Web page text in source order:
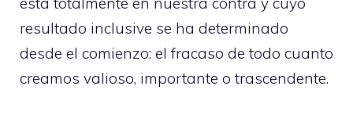
resultado inclusive se ha determinado
desde el comienzo: el fracaso de todo cuanto
creamos valioso, importante o trascendente.